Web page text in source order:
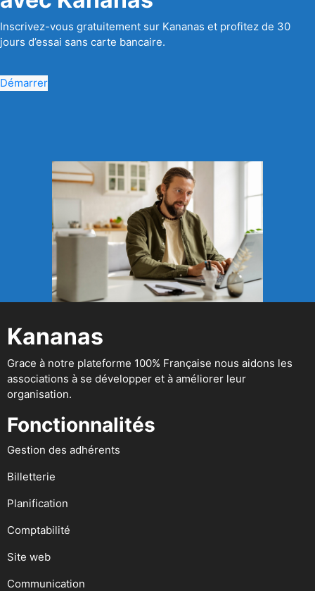
Inscrivez-vous gratuitement sur Kananas et profitez de 30
jours d’essai sans carte bancaire.
Démarrer
Kananas
Grace à notre plateforme 100% Française nous aidons les
associations à se développer et à améliorer leur
organisation.
Fonctionnalités
Gestion des adhérents
Billetterie
Planification
Comptabilité
Site web
Communication